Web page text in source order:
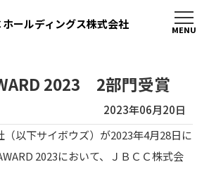
ホールディングス株式会社
2023 2部門受賞
2023年06月20日
以下サイボウズ）が2023年4月28日に
2023において、ＪＢＣＣ株式会